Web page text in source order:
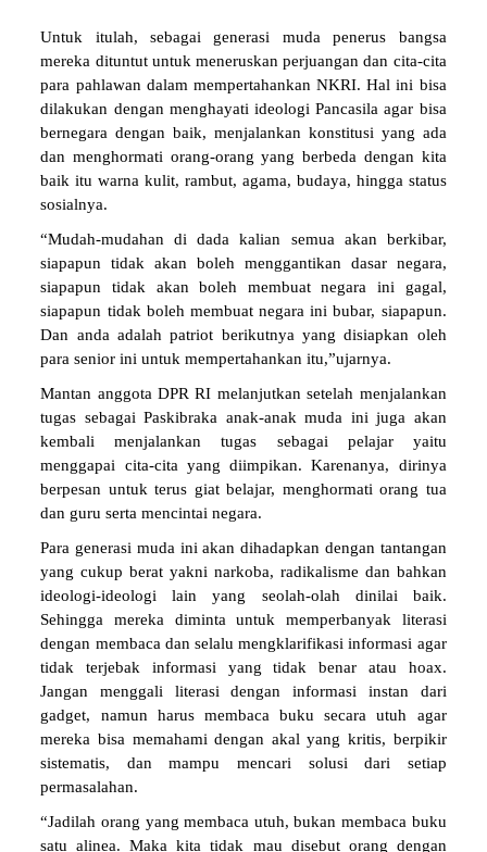
Untuk itulah, sebagai generasi muda penerus bangsa
mereka dituntut untuk meneruskan perjuangan dan cita-cita
para pahlawan dalam mempertahankan NKRI. Hal ini bisa
dilakukan dengan menghayati ideologi Pancasila agar bisa
bernegara dengan baik, menjalankan konstitusi yang ada
dan menghormati orang-orang yang berbeda dengan kita
baik itu warna kulit, rambut, agama, budaya, hingga status
sosialnya.
“Mudah-mudahan di dada kalian semua akan berkibar,
siapapun tidak akan boleh menggantikan dasar negara,
siapapun tidak akan boleh membuat negara ini gagal,
siapapun tidak boleh membuat negara ini bubar, siapapun.
Dan anda adalah patriot berikutnya yang disiapkan oleh
para senior ini untuk mempertahankan itu,”ujarnya.
Mantan anggota DPR RI melanjutkan setelah menjalankan
tugas sebagai Paskibraka anak-anak muda ini juga akan
kembali menjalankan tugas sebagai pelajar yaitu
menggapai cita-cita yang diimpikan. Karenanya, dirinya
berpesan untuk terus giat belajar, menghormati orang tua
dan guru serta mencintai negara.
Para generasi muda ini akan dihadapkan dengan tantangan
yang cukup berat yakni narkoba, radikalisme dan bahkan
ideologi-ideologi lain yang seolah-olah dinilai baik.
Sehingga mereka diminta untuk memperbanyak literasi
dengan membaca dan selalu mengklarifikasi informasi agar
tidak terjebak informasi yang tidak benar atau hoax.
Jangan menggali literasi dengan informasi instan dari
gadget, namun harus membaca buku secara utuh agar
mereka bisa memahami dengan akal yang kritis, berpikir
sistematis, dan mampu mencari solusi dari setiap
permasalahan.
“Jadilah orang yang membaca utuh, bukan membaca buku
satu alinea. Maka kita tidak mau disebut orang dengan